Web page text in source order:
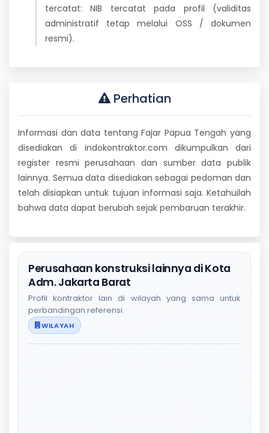
tercatat: NIB tercatat pada profil (validitas
administratif tetap melalui OSS / dokumen
resmi).
Perhatian
Informasi dan data tentang Fajar Papua Tengah yang
disediakan di indokontraktor.com dikumpulkan dari
register resmi perusahaan dan sumber data publik
lainnya. Semua data disediakan sebagai pedoman dan
telah disiapkan untuk tujuan informasi saja. Ketahuilah
bahwa data dapat berubah sejak pembaruan terakhir.
Perusahaan konstruksi lainnya di Kota
Adm. Jakarta Barat
Profil kontraktor lain di wilayah yang sama untuk
perbandingan referensi.
WILAYAH